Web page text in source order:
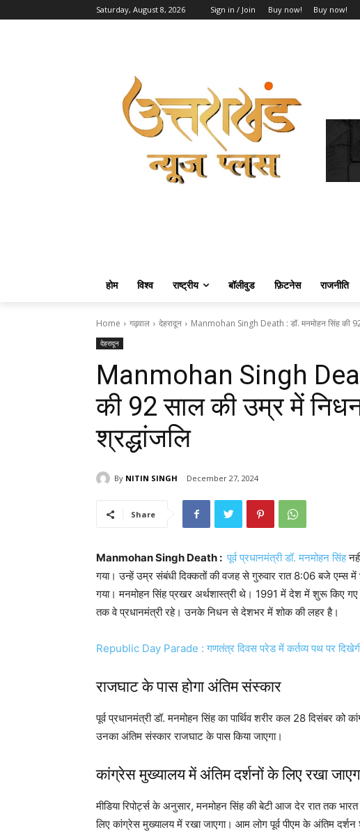
Saturday, August 8, 2026 Sign in / Join Buy now! Buy now!
होम विश्व राष्ट्रीय बॉलीवुड फ़िटनेस राजनीति
Home गढ़वाल देहरादून Manmohan Singh Death : डॉ. मनमोहन सिंह की
देहरादून
Manmohan Singh
की 92 साल की उम्र में निधन,
श्रद्धांजलि
By NITIN SINGH December 27, 2024
Share
Manmohan Singh Death : पूर्व प्रधानमंत्री डॉ. मनमोहन सिंह
गया। उन्हें उम्र संबंधी दिक्कतों की वजह से गुरुवार रात 8:06 बजे एम्स में
गया। मनमोहन सिंह प्रखर अर्थशास्त्री थे। 1991 में देश में शुरू किए
तक वे प्रधानमंत्री रहे। उनके निधन से देशभर में शोक की लहर है।
Republic Day Parade : गणतंत्र दिवस परेड में कर्तव्य पथ पर
राजघाट के पास होगा अंतिम संस्कार
पूर्व प्रधानमंत्री डॉ. मनमोहन सिंह का पार्थिव शरीर कल 28 दिसंबर को
उनका अंतिम संस्कार राजघाट के पास किया जाएगा।
कांग्रेस मुख्यालय में अंतिम दर्शनों के लिए रखा जाएगा
मीडिया रिपोर्ट्स के अनुसार, मनमोहन सिंह की बेटी आज देर रात तक भारत
लिए कांग्रेस मुख्यालय में रखा जाएगा। आम लोग पूर्व पीएम के अंतिम